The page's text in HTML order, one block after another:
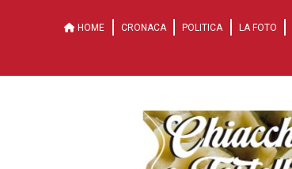
HOME CRONACA POLITICA LA FOTO